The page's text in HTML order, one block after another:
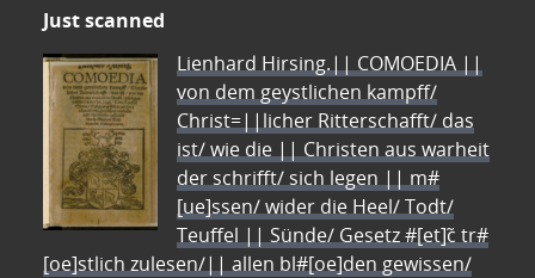
Just scanned
Lienhard Hirsing.|| COMOEDIA ||
von dem geystlichen kampff/
Christ=||licher Ritterschafft/ das
ist/ wie die || Christen aus warheit
der schrifft/ sich legen || m#
[ue]ssen/ wider die Heel/ Todt/
Teuffel || Sünde/ Gesetz #[et]c̃ tr#
[oe]stlich zulesen/|| allen bl#[oe]den gewissen/